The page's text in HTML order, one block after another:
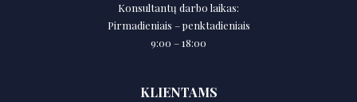
Konsultantų darbo laikas:
Pirmadieniais – penktadieniais
9:00 – 18:00
KLIENTAMS